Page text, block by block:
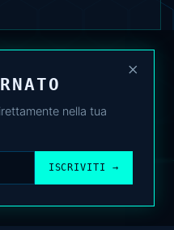
×
nella tua
ISCRIVITI →
PRIVACY·COOKIE POLICY